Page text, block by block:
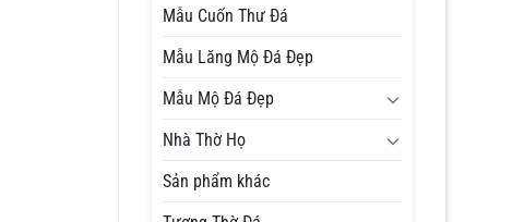
Mẫu Cuốn Thư Đá
Mẫu Lăng Mộ Đá Đẹp
Mẫu Mộ Đá Đẹp
Nhà Thờ Họ
Sản phẩm khác